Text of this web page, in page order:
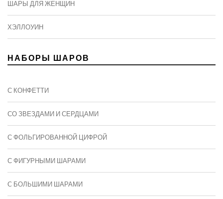
ШАРЫ ДЛЯ ЖЕНЩИН
ХЭЛЛОУИН
НАБОРЫ ШАРОВ
С КОНФЕТТИ
СО ЗВЕЗДАМИ И СЕРДЦАМИ
С ФОЛЬГИРОВАННОЙ ЦИФРОЙ
С ФИГУРНЫМИ ШАРАМИ
C БОЛЬШИМИ ШАРАМИ